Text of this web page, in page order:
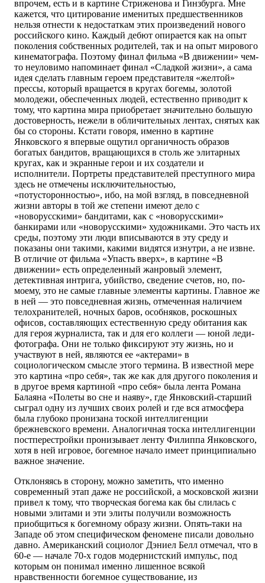
впрочем, есть и в картине Стриженова и Гинзбурга. Мне
кажется, что цитирование именитых предшественников
нельзя отнести к недостаткам этих произведений нового
российского кино. Каждый дебют опирается как на опыт
поколения собственных родителей, так и на опыт мирового
кинематографа. Поэтому финал фильма «В движении» чем-
то неуловимо напоминает финал «Сладкой жизни», а сама
идея сделать главным героем представителя «желтой»
прессы, который вращается в кругах богемы, золотой
молодежи, обеспеченных людей, естественно приводит к
тому, что картина мира приобретает значительно большую
достоверность, нежели в обличительных лентах, снятых как
бы со стороны. Кстати говоря, именно в картине
Янковского я впервые ощутил органичность образов
богатых бандитов, вращающихся в столь же элитарных
кругах, как и экранные герои и их создатели и
исполнители. Портреты представителей преступного мира
здесь не отмечены исключительностью,
«потусторонностью», ибо, на мой взгляд, в повседневной
жизни авторы в той же степени имеют дело с
«новорусскими» бандитами, как с «новорусскими»
банкирами или «новорусскими» художниками. Это часть их
среды, поэтому эти люди вписываются в эту среду и
показаны они такими, какими видятся изнутри, а не извне.
В отличие от фильма «Упасть вверх», в картине «В
движении» есть определенный жанровый элемент,
детективная интрига, убийство, сведение счетов, но, по-
моему, это не самые главные элементы картины. Главное же
в ней — это повседневная жизнь, отмеченная наличием
телохранителей, ночных баров, особняков, роскошных
офисов, составляющих естественную среду обитания как
для героя журналиста, так и для его коллеги — юной леди-
фотографа. Они не только фиксируют эту жизнь, но и
участвуют в ней, являются ее «актерами» в
социологическом смысле этого термина. В известной мере
это картина «про себя», так же как для другого поколения и
в другое время картиной «про себя» была лента Романа
Балаяна «Полеты во сне и наяву», где Янковский-старший
сыграл одну из лучших своих ролей и где вся атмосфера
была глубоко пронизана тоской интеллигенции
брежневского времени. Аналогичная тоска интеллигенции
постперестройки пронизывает ленту Филиппа Янковского,
хотя в ней игровое, богемное начало имеет принципиально
важное значение.
Отклоняясь в сторону, можно заметить, что именно
современный этап даже не российской, а московской жизни
привел к тому, что творческая богема как бы слилась с
новыми элитами и эти элиты получили возможность
приобщиться к богемному образу жизни. Опять-таки на
Западе об этом специфическом феномене писали довольно
давно. Американский социолог Дэниел Белл отмечал, что в
60-е — начале 70-х годов модернистский импульс, под
которым он понимал именно лишенное всякой
нравственности богемное существование, из